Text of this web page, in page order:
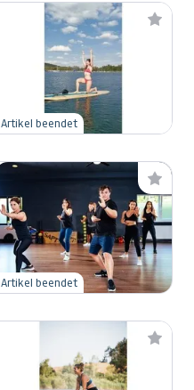
Artikel beendet
Artikel beendet